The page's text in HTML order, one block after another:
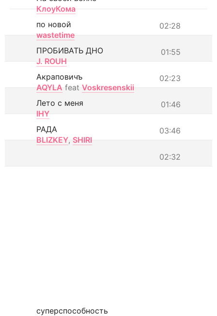
КлоуКома
02:28
по новой
wastetime
01:55
ПРОБИВАТЬ ДНО
J. ROUH
02:23
Акраповичъ
AQYLA feat Voskresenskii
01:46
Лето с меня
IHY
03:46
РАДА
BLIZKEY, SHIRI
02:32
суперспособность